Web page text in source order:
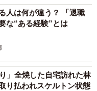
人は何が違う？ 「退職
な“ある経験”とは
」全焼した自宅訪れた林
り払われスケルトン状態